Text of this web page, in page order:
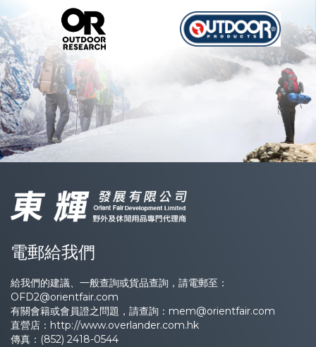
電郵給我們
給我們的建議、一般查詢或貨品查詢，請電郵至：
OFD2@orientfair.com
有關會籍或會員證之問題，請查詢： mem@orientfair.com
直營店： http://www.overlander.com.hk
傳真：(852) 2418-0544